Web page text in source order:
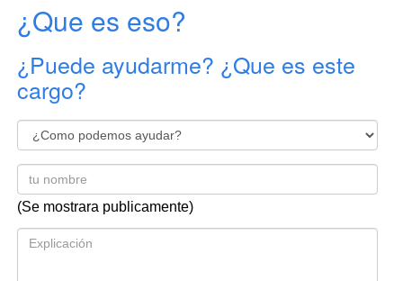
¿Que es eso?
¿Puede ayudarme? ¿Que es este
cargo?
(Se mostrara publicamente)